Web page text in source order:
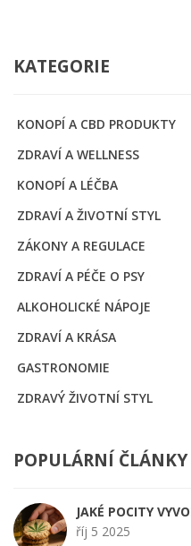
KATEGORIE
KONOPÍ A CBD PRODUKTY
ZDRAVÍ A WELLNESS
KONOPÍ A LÉČBA
ZDRAVÍ A ŽIVOTNÍ STYL
ZÁKONY A REGULACE
ZDRAVÍ A PÉČE O PSY
ALKOHOLICKÉ NÁPOJE
ZDRAVÍ A KRÁSA
GASTRONOMIE
ZDRAVÝ ŽIVOTNÍ STYL
POPULÁRNÍ ČLÁNKY
JAKÉ POCITY
říj 5 2025